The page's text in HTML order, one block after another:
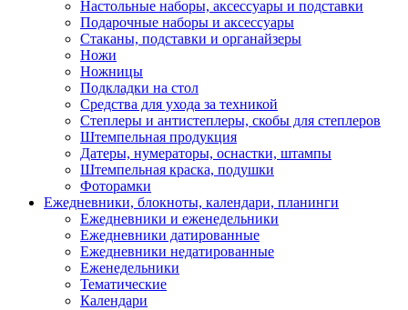
Настольные наборы, аксессуары и подставки
Подарочные наборы и аксессуары
Стаканы, подставки и органайзеры
Ножи
Ножницы
Подкладки на стол
Средства для ухода за техникой
Степлеры и антистеплеры, скобы для степлеров
Штемпельная продукция
Датеры, нумераторы, оснастки, штампы
Штемпельная краска, подушки
Фоторамки
Ежедневники, блокноты, календари, планинги
Ежедневники и еженедельники
Ежедневники датированные
Ежедневники недатированные
Еженедельники
Тематические
Календари